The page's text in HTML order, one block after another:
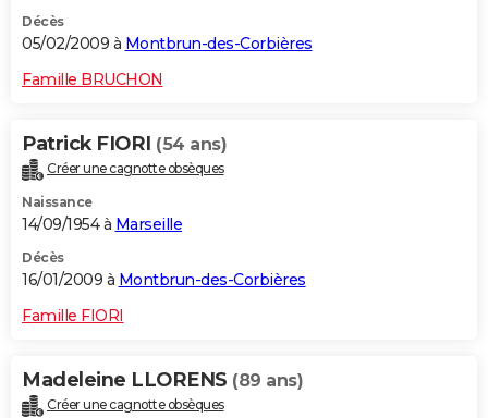
Décès
05/02/2009 à Montbrun-des-Corbières
Famille BRUCHON
Patrick FIORI (54 ans)
Créer une cagnotte obsèques
Naissance
14/09/1954 à Marseille
Décès
16/01/2009 à Montbrun-des-Corbières
Famille FIORI
Madeleine LLORENS (89 ans)
Créer une cagnotte obsèques